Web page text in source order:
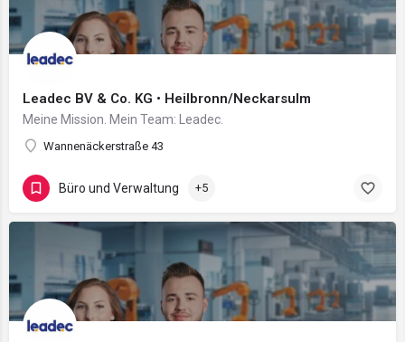
Leadec BV & Co. KG • Heilbronn/Neckarsulm
Meine Mission. Mein Team: Leadec.
Wannenäckerstraße 43
Büro und Verwaltung +5